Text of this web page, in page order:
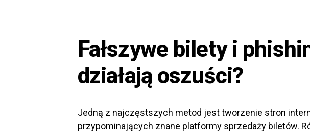
Fałszywe bilety i
działają oszuści?
Jedną z najczęstszych metod jest tworzenie stron
przypominających znane platformy sprzedaży biletów.